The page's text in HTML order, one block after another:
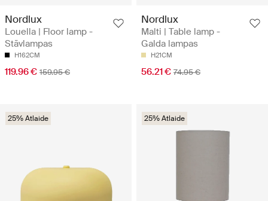
Nordlux
Louella | Floor lamp -
Stāvlampas
H162CM
119.96 € 159.95 €
Nordlux
Malti | Table lamp -
Galda lampas
H21CM
56.21 € 74.95 €
25% Atlaide 25% Atlaide